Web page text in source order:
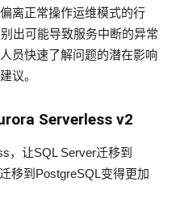
离正常操作运维模式的行
出可能导致服务中断的异常
员快速了解问题的潜在影响
议。
Serverless v2
，让SQL Server迁移到
移到PostgreSQL变得更加